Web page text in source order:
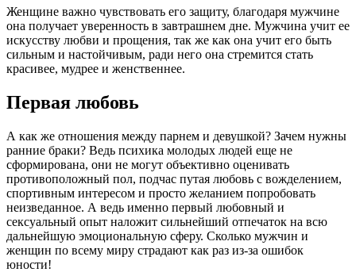
Женщине важно чувствовать его защиту, благодаря мужчине
она получает уверенность в завтрашнем дне. Мужчина учит ее
искусству любви и прощения, так же как она учит его быть
сильным и настойчивым, ради него она стремится стать
красивее, мудрее и женственнее.
Первая любовь
А как же отношения между парнем и девушкой? Зачем нужны
ранние браки? Ведь психика молодых людей еще не
сформирована, они не могут объективно оценивать
противоположный пол, подчас путая любовь с вожделением,
спортивным интересом и просто желанием попробовать
неизведанное. А ведь именно первый любовный и
сексуальный опыт наложит сильнейший отпечаток на всю
дальнейшую эмоциональную сферу. Сколько мужчин и
женщин по всему миру страдают как раз из-за ошибок
юности!